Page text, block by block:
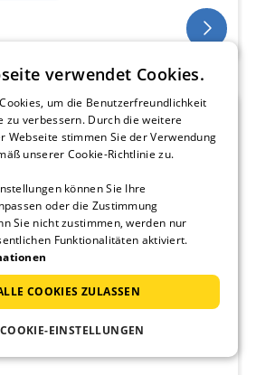
verwendet Cookies.
um die Benutzerfreundlichkeit
zu verbessern. Durch die weitere
Webseite stimmen Sie der Verwendung
unserer Cookie-Richtlinie zu.
können Sie Ihre
oder die Zustimmung
Sie nicht zustimmen, werden nur
Funktionalitäten aktiviert.
COOKIES ZULASSEN
COOKIE-EINSTELLUNGEN